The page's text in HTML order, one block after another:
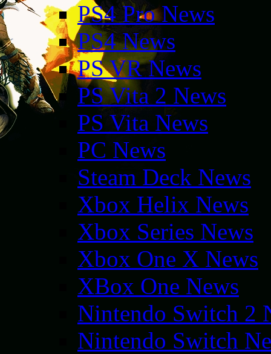
PS4 Pro News
PS4 News
PS VR News
PS Vita 2 News
PS Vita News
PC News
Steam Deck News
Xbox Helix News
Xbox Series News
Xbox One X News
XBox One News
Nintendo Switch 2
Nintendo Switch